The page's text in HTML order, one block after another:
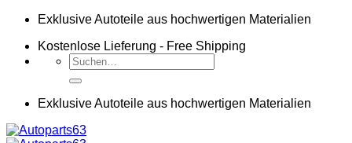
Zum
springen
Exklusive Autoteile aus hochwertigen Materialien
Kostenlose Lieferung - Free Shipping
Suchen
nach:
Exklusive Autoteile aus hochwertigen Materialien